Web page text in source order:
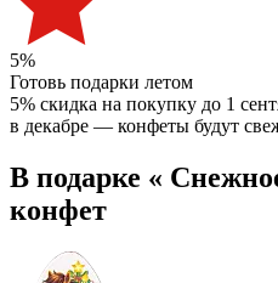
5%
Готовь подарки летом
5% скидка на покупку до 1
в декабре — конфеты будут
В подарке «
конфет